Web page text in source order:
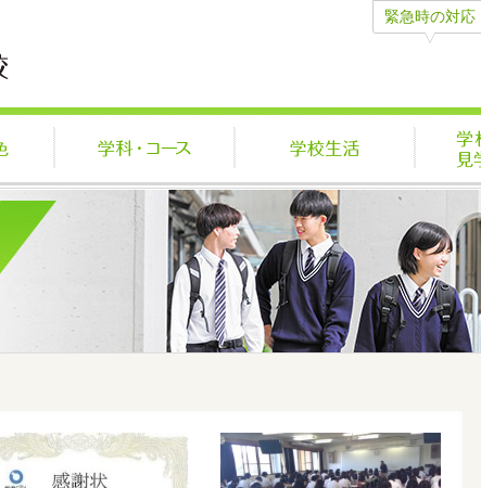
緊急時の対応
学びの特色 学科・コース 学校生活